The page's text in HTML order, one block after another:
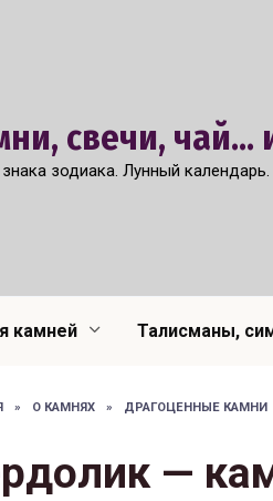
свечи,
зодиака. Лунный
камней Талисманы,
» О КАМНЯХ » ДРАГОЦЕННЫЕ КАМНИ
—